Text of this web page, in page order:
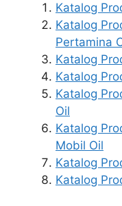
Katalog
Katalog
Pertamina
Katalog
Katalog
Katalog
Oil
Katalog
Mobil Oil
Katalog
Katalog